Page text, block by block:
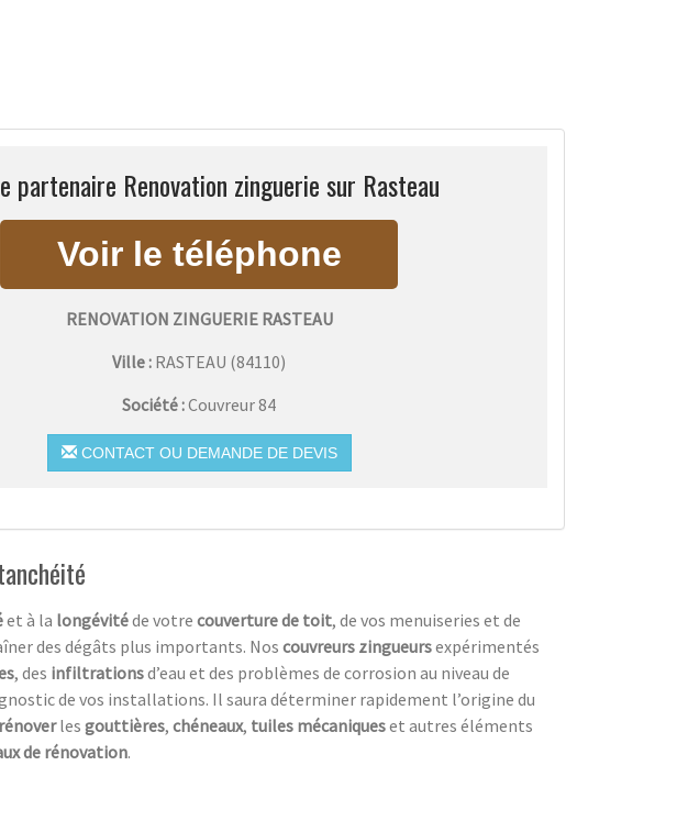
partenaire Renovation zinguerie sur Rasteau
RENOVATION ZINGUERIE RASTEAU
Ville : RASTEAU (84110)
Société :Couvreur 84
CONTACT OU DEMANDE DE DEVIS
et à la longévitéde votre couverture de toit, de vos menuiseries et de
des dégâts plus importants. Noscouvreurs zingueursexpérimentés
, des infiltrationsd’eau et des problèmes de corrosion au niveau de
de vos installations. Il saura déterminer rapidement l’origine du
rénoverles gouttières, chéneaux, tuiles mécaniqueset autres éléments
de rénovation.